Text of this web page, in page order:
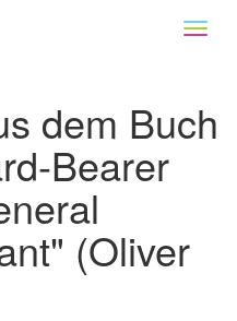
dem Buch
Bearer
(Oliver